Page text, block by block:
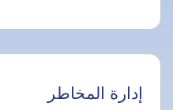
إدارة المخاطر